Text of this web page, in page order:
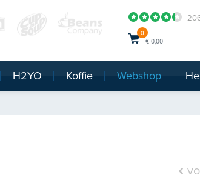
0
€ 0,00
H2YO Koffie Webshop